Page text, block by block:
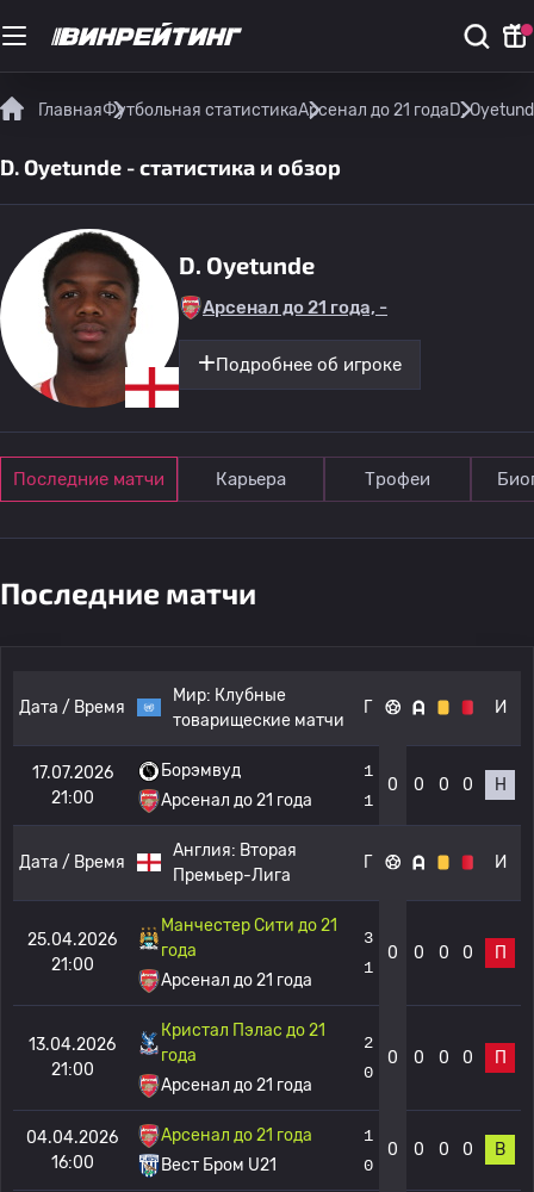
ГлавнаяФутбольная статистикаАрсенал до 21 годаD.
D. Oyetunde - статистика и обзор
D. Oyetunde
Арсенал до 21 года, -
Подробнее об игроке
Последние матчи Карьера Трофеи
Последние матчи
Дата / Время
Мир: Клубные
товарищеские матчи
Г И
17.07.2026
21:00
Борэмвуд
Арсенал до 21 года
1
1
0 0 0 0 Н
Дата / Время
Англия: Вторая
Премьер-Лига
Г И
25.04.2026
21:00
Манчестер Сити до 21
года
Арсенал до 21 года
3
1
0 0 0 0 П
13.04.2026
21:00
Кристал Пэлас до 21
года
Арсенал до 21 года
2
0
0 0 0 0 П
04.04.2026
16:00
Арсенал до 21 года
Вест Бром U21
1
0
0 0 0 0 В